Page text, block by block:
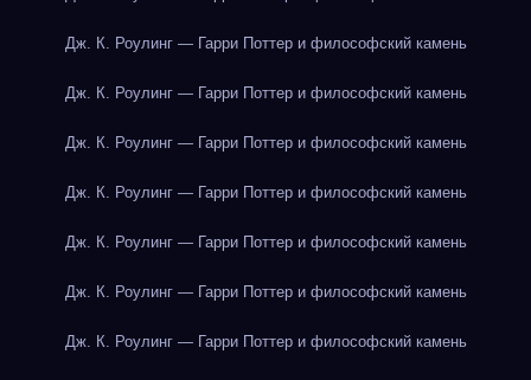
Дж. К. Роулинг — Гарри Поттер и философский камень
Дж. К. Роулинг — Гарри Поттер и философский камень
Дж. К. Роулинг — Гарри Поттер и философский камень
Дж. К. Роулинг — Гарри Поттер и философский камень
Дж. К. Роулинг — Гарри Поттер и философский камень
Дж. К. Роулинг — Гарри Поттер и философский камень
Дж. К. Роулинг — Гарри Поттер и философский камень